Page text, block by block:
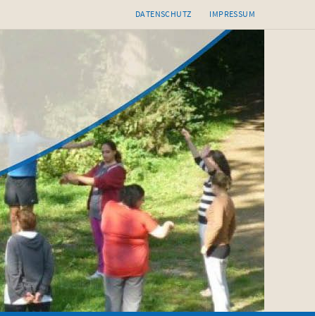
DATENSCHUTZ IMPRESSUM